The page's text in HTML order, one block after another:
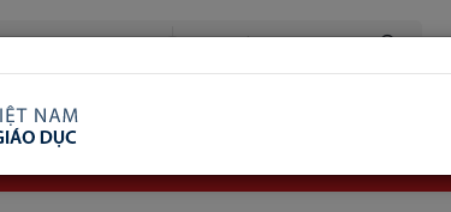
Ship COD Trên Toàn Quốc